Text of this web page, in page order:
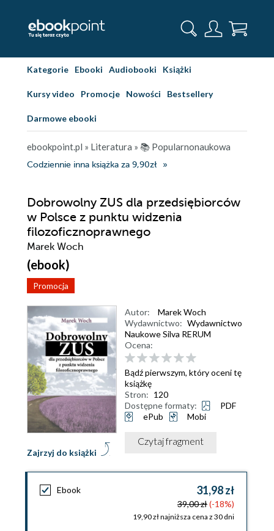
Kategorie Ebooki Audiobooki Książki
Kursy video Promocje Nowości Bestsellery
Darmowe ebooki
ebookpoint.pl » Literatura » 📚 Popularnonaukowa
Codziennie inna książka za 9,90zł
Dobrowolny ZUS dla przedsiębiorców
w Polsce z punktu widzenia
filozoficznoprawnego
Marek Woch
(ebook)
Promocja
Zajrzyj do książki
Autor:
Marek Woch
Wydawnictwo: Wydawnictwo
Naukowe Silva RERUM
Ocena:
Bądź pierwszym, który oceni tę
książkę
Stron: 120
Dostępne formaty:
PDF
ePub
Mobi
Czytaj fragment
Ebook 31,98 zł
39,00 zł(-18%)
19,90 zł najniższa cena z 30 dni